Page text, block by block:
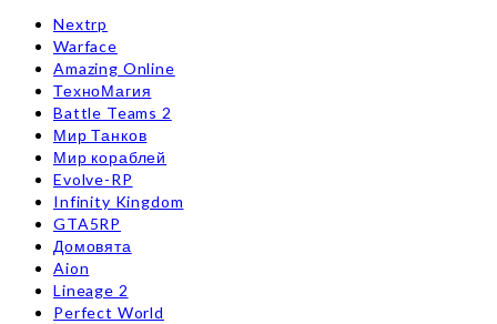
Nextrp
Warface
Amazing Online
ТехноМагия
Battle Teams 2
Мир Танков
Мир кораблей
Evolve-RP
Infinity Kingdom
GTA5RP
Домовята
Aion
Lineage 2
Perfect World